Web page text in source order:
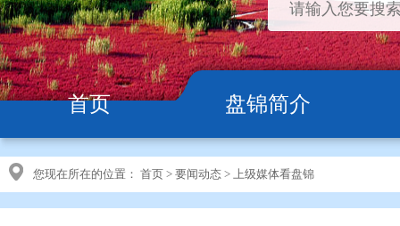
首页 盘锦简介
您现在所在的位置： 首页 > 要闻动态 > 上级媒体看盘锦